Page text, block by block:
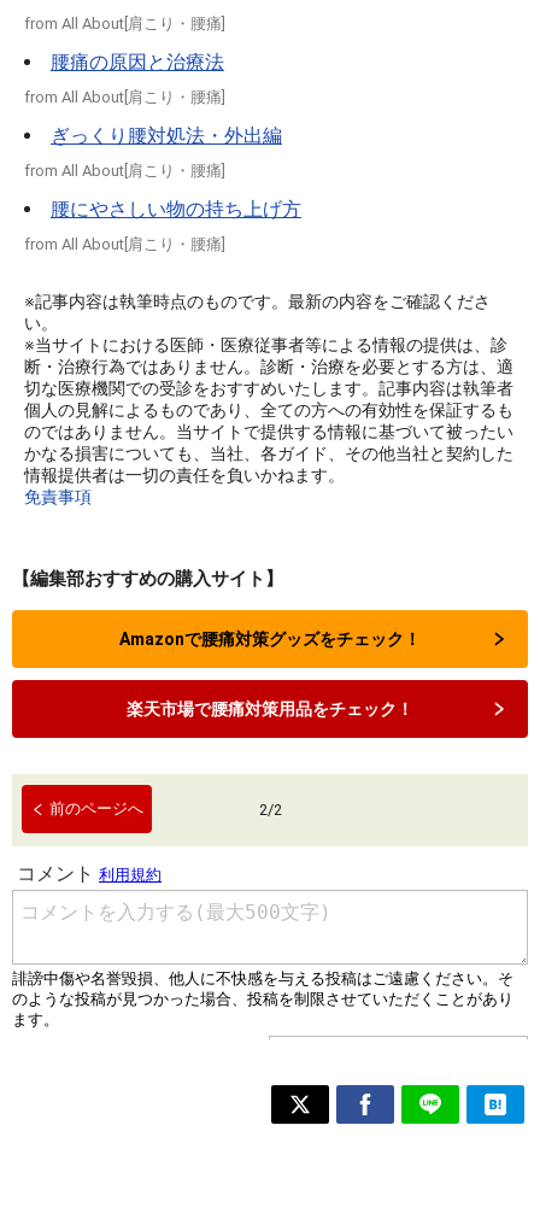
from All About[肩こり・腰痛]
腰痛の原因と治療法
from All About[肩こり・腰痛]
ぎっくり腰対処法・外出編
from All About[肩こり・腰痛]
腰にやさしい物の持ち上げ方
from All About[肩こり・腰痛]
※記事内容は執筆時点のものです。最新の内容をご確認くださ
い。
※当サイトにおける医師・医療従事者等による情報の提供は、診
断・治療行為ではありません。診断・治療を必要とする方は、適
切な医療機関での受診をおすすめいたします。記事内容は執筆者
個人の見解によるものであり、全ての方への有効性を保証するも
のではありません。当サイトで提供する情報に基づいて被ったい
かなる損害についても、当社、各ガイド、その他当社と契約した
情報提供者は一切の責任を負いかねます。
免責事項
【編集部おすすめの購入サイト】
Amazonで腰痛対策グッズをチェック！
楽天市場で腰痛対策用品をチェック！
前のページへ 2/2